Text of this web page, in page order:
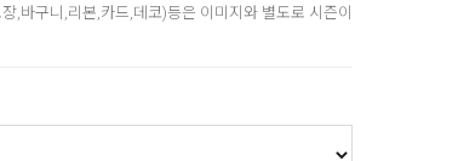
,바구니,리본,카드,데코)등은 이미지와 별도로 시즌이